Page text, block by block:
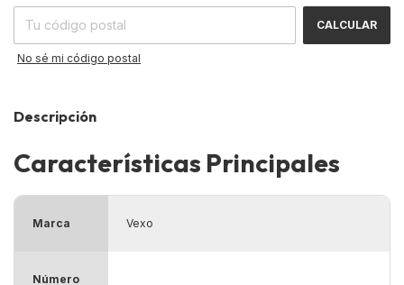
CALCULAR
No sé mi código postal
Descripción
Características Principales
Marca Vexo
Número